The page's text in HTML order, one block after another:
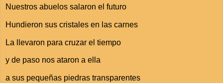
Nuestros abuelos salaron el futuro
Hundieron sus cristales en las carnes
La llevaron para cruzar el tiempo
y de paso nos ataron a ella
a sus pequeñas piedras transparentes